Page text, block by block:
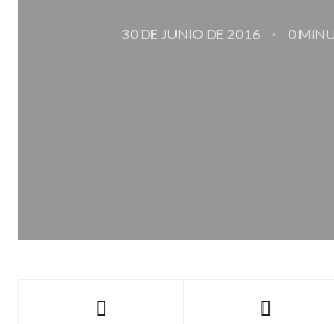
30 DE JUNIO DE 2016 0